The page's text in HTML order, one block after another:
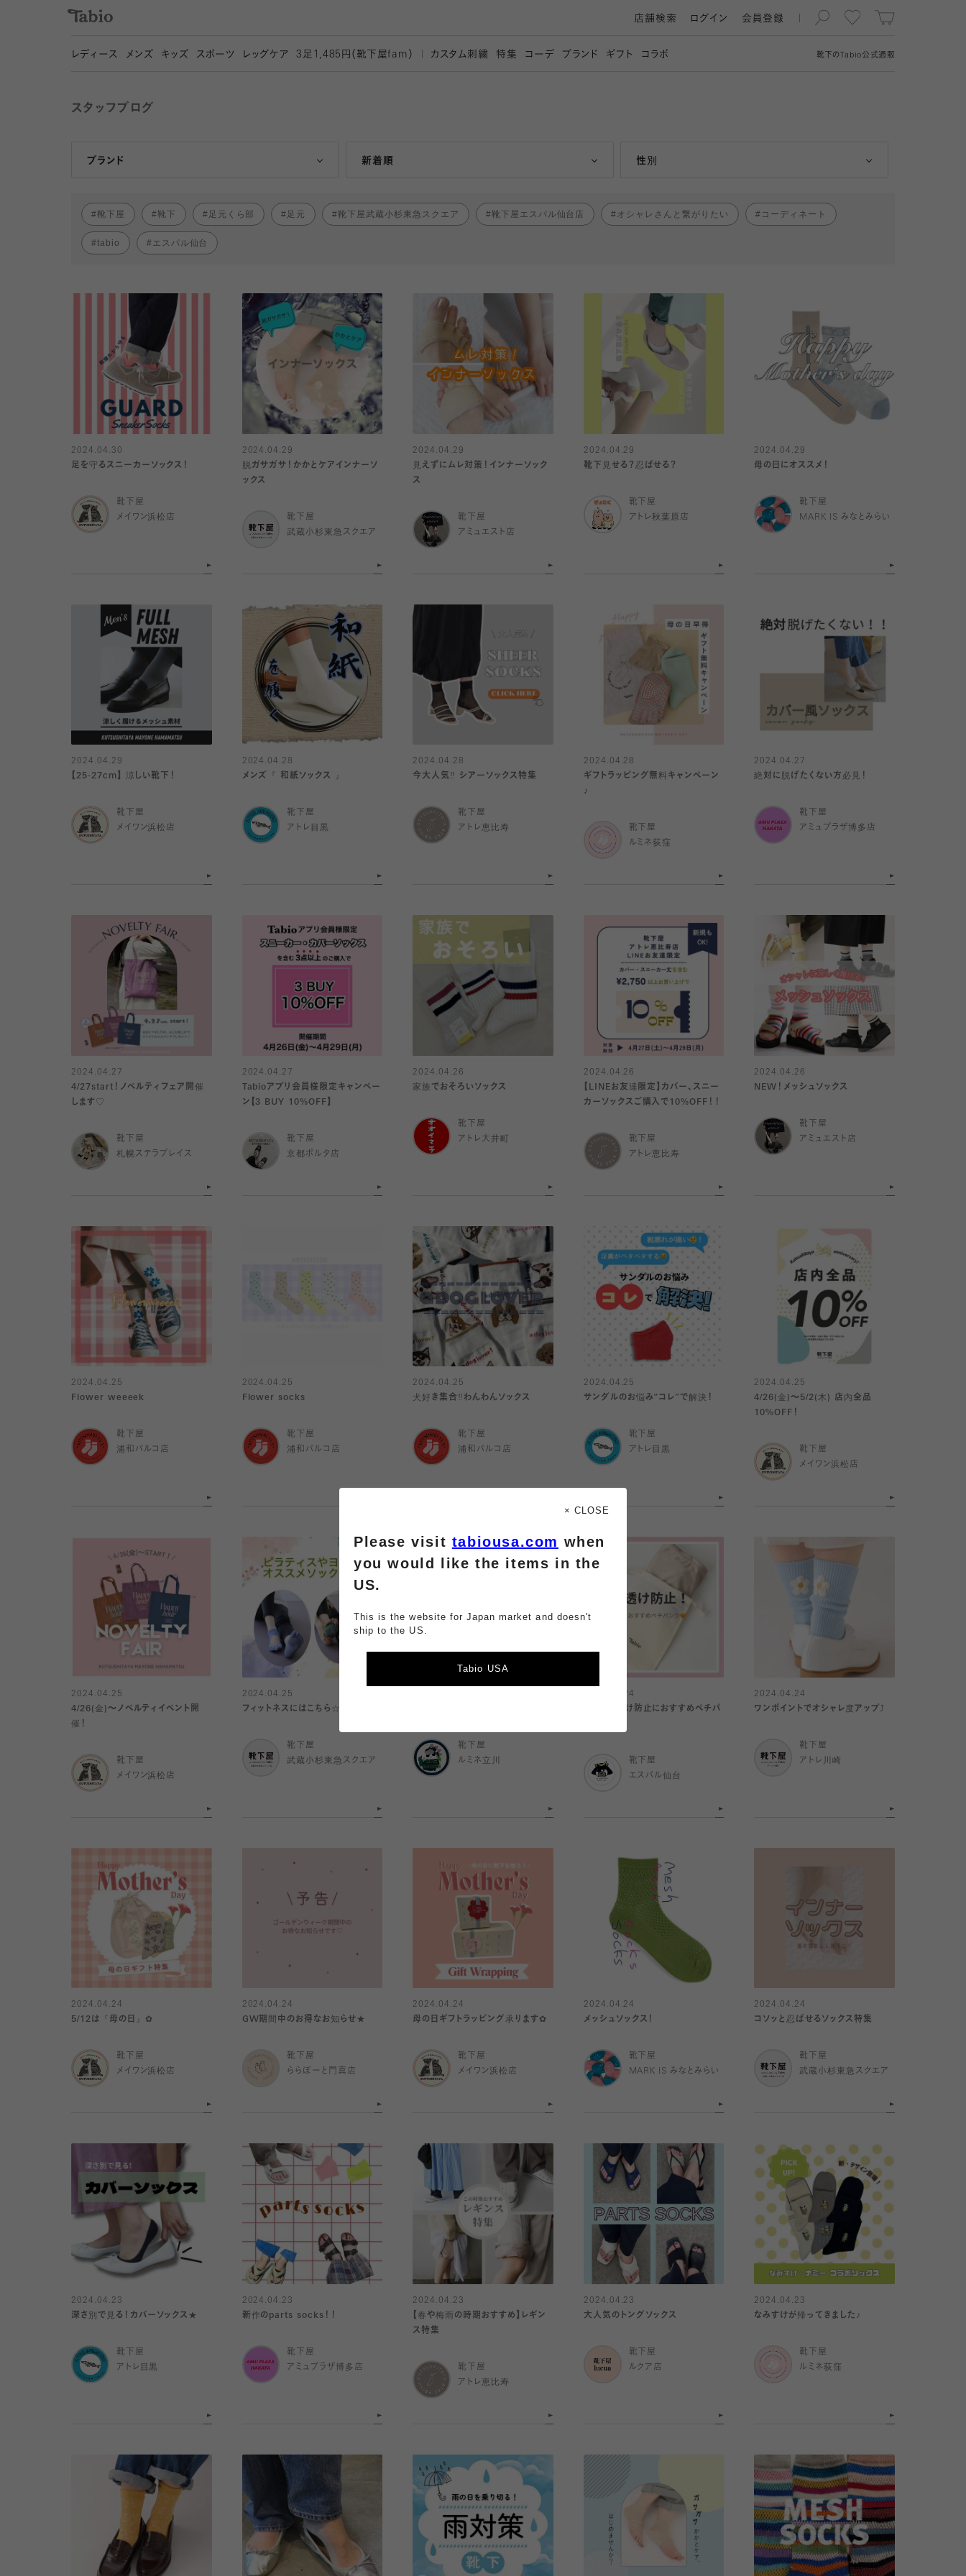
靴下の Tabio公式通販
店舗検索 ログイン 会員登録
レディース メンズ キッズ スポーツ レッグケア 3 足1,485円（靴下屋fam） カスタム刺繍 特集 コーデ ブランド ギフト コラボ
スタッフブログ
ブランド
Tabio 新着順
人気ランキング順 性別
女性
靴下屋 靴下 足元くら部 足元 靴下屋武蔵小杉東急スクエア 靴下屋エスパル仙台店 オシャレさんと繋がりたい コーディネート
tabio エスパル仙台
2024.04.30
足を守るスニーカーソックス！
靴下屋
メイワン浜松店
2024.04.29
脱ガサガサ！かかとケアインナーソ
ックス
靴下屋
武蔵小杉東急スクエア
2024.04.29
見えずにムレ対策！インナーソック
ス
靴下屋
アミュエスト店
2024.04.29
靴下見せる？忍ばせる？
靴下屋
アトレ秋葉原店
2024.04.29
母の日にオススメ！
靴下屋
MARK IS みなとみらい
2024.04.29
【25-27cm】 涼しい靴下！
靴下屋
メイワン浜松店
2024.04.28
メンズ『 和紙ソックス 』
靴下屋
アトレ目黒
2024.04.28
今大人気‼︎ シアーソックス特集
靴下屋
アトレ恵比寿
2024.04.28
ギフトラッピング無料キャンペーン
♪
靴下屋
ルミネ荻窪
2024.04.27
絶対に脱げたくない方必見！
靴下屋
アミュプラザ博多店
2024.04.27
4/27start！ノベルティフェア開催
します♡
靴下屋
札幌ステラプレイス
2024.04.27
Tabioアプリ会員様限定キャンペー
ン【3 BUY 10%OFF】
靴下屋
京都ポルタ店
2024.04.26
家族でおそろいソックス
靴下屋
アトレ大井町
2024.04.26
【LINEお友達限定】カバー、スニー
カーソックスご購入で10%OFF！！
靴下屋
アトレ恵比寿
2024.04.26
NEW！メッシュソックス
靴下屋
アミュエスト店
2024.04.25
Flower weeeek
靴下屋
浦和パルコ店
2024.04.25
Flower socks
靴下屋
浦和パルコ店
2024.04.25
犬好き集合‼︎わんわんソックス
靴下屋
浦和パルコ店
2024.04.25
サンダルのお悩み“コレ”で解決！
靴下屋
アトレ目黒
2024.04.25
4/26(金)～5/2(木) 店内全品
10%OFF！
靴下屋
メイワン浜松店
2024.04.25
4/26(金)～ノベルティイベント開
催！
靴下屋
メイワン浜松店
2024.04.25
フィットネスにはこちら☆
靴下屋
武蔵小杉東急スクエア
靴下屋
ルミネ立川
2024.04.24
さらっと透け防止におすすめペチパ
靴下屋
エスパル仙台
2024.04.24
ワンポイントでオシャレ度アップ⤴️
靴下屋
アトレ川崎
2024.04.24
5/12は『母の日』︎✿
靴下屋
メイワン浜松店
2024.04.24
GW期間中のお得なお知らせ★
靴下屋
ららぽーと門真店
2024.04.24
母の日ギフトラッピング︎承ります✿
靴下屋
メイワン浜松店
2024.04.24
メッシュソックス！
靴下屋
MARK IS みなとみらい
2024.04.24
コソッと忍ばせるソックス特集
靴下屋
武蔵小杉東急スクエア
2024.04.23
深さ別で見る！カバーソックス★
靴下屋
アトレ目黒
2024.04.23
新作のparts socks！！
靴下屋
アミュプラザ博多店
2024.04.23
【春や梅雨の時期おすすめ】レギン
ス特集
靴下屋
アトレ恵比寿
2024.04.23
大人気のトングソックス
靴下屋
ルクア店
2024.04.23
なみすけが帰ってきました♪
靴下屋
ルミネ荻窪
× CLOSE
Please visit tabiousa.com when
you would like the items in the
US.
This is the website for Japan market and doesn't
ship to the US.
Tabio USA